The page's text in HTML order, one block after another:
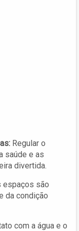
Regular o
saúde e as
divertida.
espaços são
da condição
com a água e o